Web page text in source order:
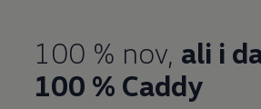
100 % nov, ali i
100 % Caddy